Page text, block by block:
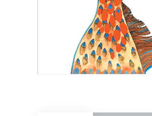
jednak…
37.00zł 24.05zł
KSIĄŻKA DO KOSZYKA